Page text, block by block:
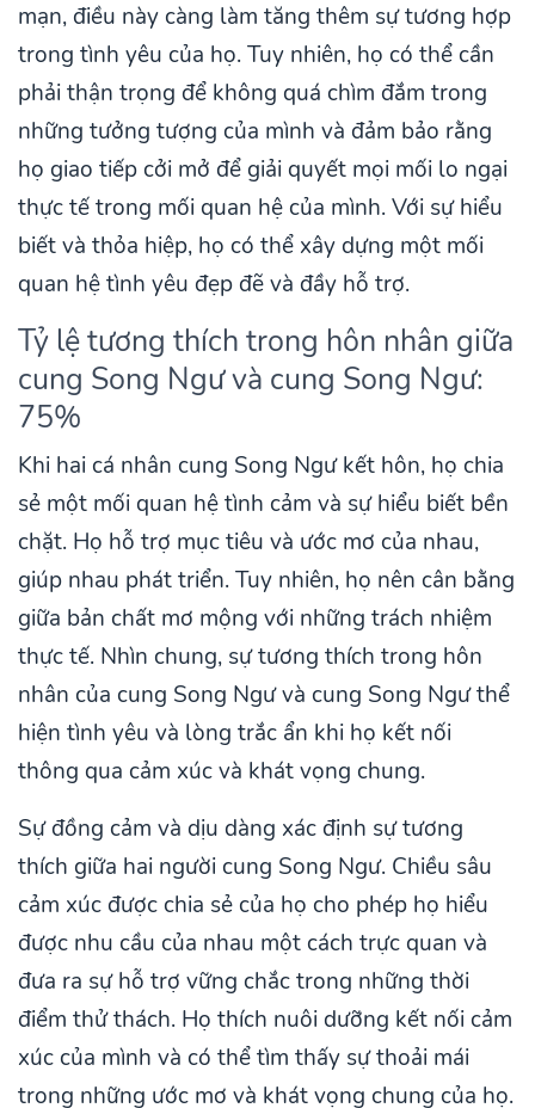
mạn, điều này càng làm tăng thêm sự tương hợp
trong tình yêu của họ. Tuy nhiên, họ có thể cần
phải thận trọng để không quá chìm đắm trong
những tưởng tượng của mình và đảm bảo rằng
họ giao tiếp cởi mở để giải quyết mọi mối lo ngại
thực tế trong mối quan hệ của mình. Với sự hiểu
biết và thỏa hiệp, họ có thể xây dựng một mối
quan hệ tình yêu đẹp đẽ và đầy hỗ trợ.
Tỷ lệ tương thích trong hôn nhân giữa
cung Song Ngư và cung Song Ngư:
75%
Khi hai cá nhân cung Song Ngư kết hôn, họ chia
sẻ một mối quan hệ tình cảm và sự hiểu biết bền
chặt. Họ hỗ trợ mục tiêu và ước mơ của nhau,
giúp nhau phát triển. Tuy nhiên, họ nên cân bằng
giữa bản chất mơ mộng với những trách nhiệm
thực tế. Nhìn chung, sự tương thích trong hôn
nhân của cung Song Ngư và cung Song Ngư thể
hiện tình yêu và lòng trắc ẩn khi họ kết nối
thông qua cảm xúc và khát vọng chung.
Sự đồng cảm và dịu dàng xác định sự tương
thích giữa hai người cung Song Ngư. Chiều sâu
cảm xúc được chia sẻ của họ cho phép họ hiểu
được nhu cầu của nhau một cách trực quan và
đưa ra sự hỗ trợ vững chắc trong những thời
điểm thử thách. Họ thích nuôi dưỡng kết nối cảm
xúc của mình và có thể tìm thấy sự thoải mái
trong những ước mơ và khát vọng chung của họ.